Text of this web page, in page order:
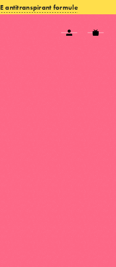
antitranspirant formule